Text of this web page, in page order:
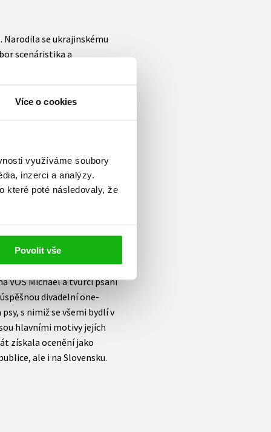
Více o cookies
využíváme soubory
inzerci a analýzy.
které poté následovaly, že
Povolit vše
Narodila se ukrajinskému
scenáristika a
televizní hraRóza, strážné
úspěchů dosáhla i ve
Metropolitan. Pod
se stala majitelkou a
v roce 1993. Je
jako V žitě, Zanzibar,
napsala libreto k muzikálu
VOŠ Michael a tvůrčí psaní
divadelní one-
s nimiž se všemi bydlí v
hlavními motivy jejích
získala ocenění jako
ale i na Slovensku.